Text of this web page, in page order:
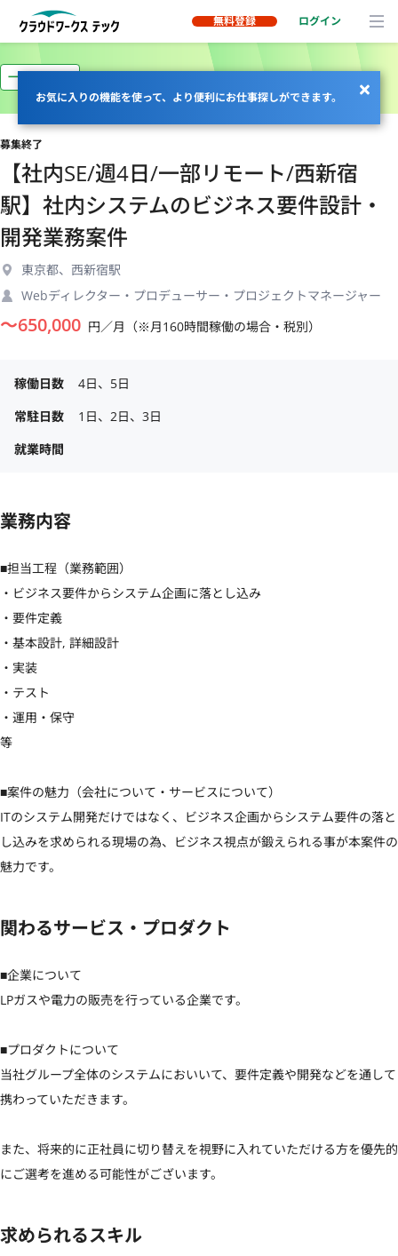
無料登録 ログイン
お気に入りの機能を使って、より便利にお仕事探しができます。
一部リモート
募集終了
【社内SE/週4日/一部リモート/西新宿
駅】社内システムのビジネス要件設計・
開発業務案件
東京都、西新宿駅
Webディレクター・プロデューサー・プロジェクトマネージャー
〜650,000 円／月（※月160時間稼働の場合・税別）
稼働日数
4日、5日
常駐日数
1日、2日、3日
就業時間
業務内容
■担当工程（業務範囲）
・ビジネス要件からシステム企画に落とし込み
・要件定義
・基本設計, 詳細設計
・実装
・テスト
・運用・保守
等
■案件の魅力（会社について・サービスについて）
ITのシステム開発だけではなく、ビジネス企画からシステム要件の落と
し込みを求められる現場の為、ビジネス視点が鍛えられる事が本案件の
魅力です。
関わるサービス・プロダクト
■企業について
LPガスや電力の販売を行っている企業です。
■プロダクトについて
当社グループ全体のシステムにおいいて、要件定義や開発などを通して
携わっていただきます。
また、将来的に正社員に切り替えを視野に入れていただける方を優先的
にご選考を進める可能性がございます。
求められるスキル